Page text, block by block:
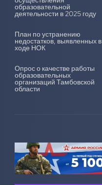
образовательной
деятельности в 2025 году
План по устранению
недостатков, выявленных в
ходе НОК
Опрос о качестве работы
образовательных
организаций Тамбовской
области